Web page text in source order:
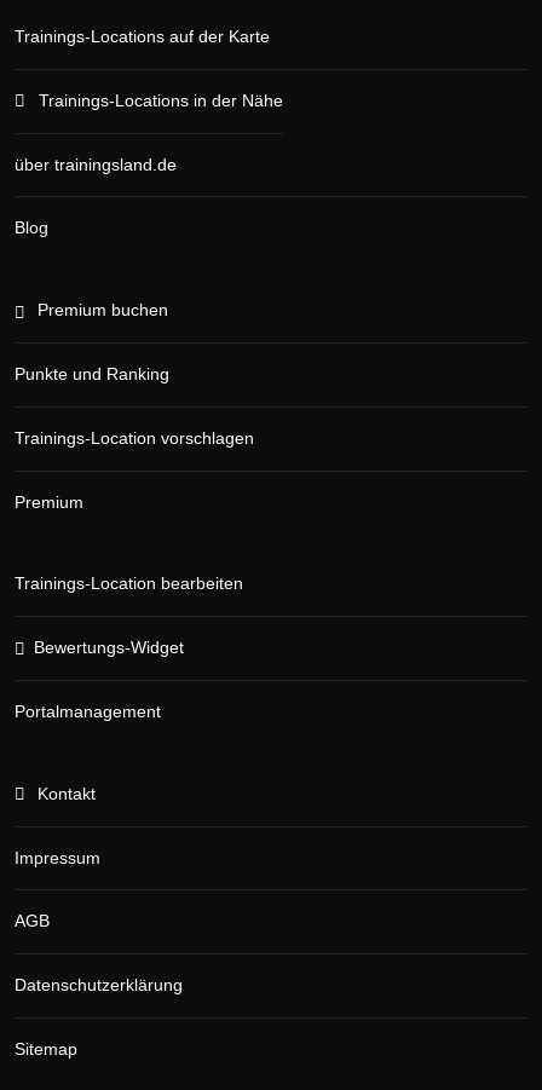
Trainings-Locations auf der Karte
Trainings-Locations in der Nähe
über trainingsland.de
Blog
Premium buchen
Punkte und Ranking
Trainings-Location vorschlagen
Premium
Trainings-Location bearbeiten
Bewertungs-Widget
Portalmanagement
Kontakt
Impressum
AGB
Datenschutzerklärung
Sitemap